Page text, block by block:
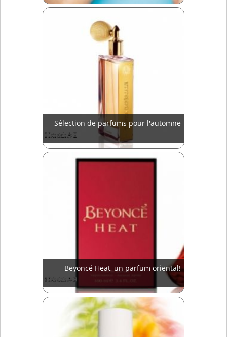
Sélection de parfums pour l'automne
Beyoncé Heat, un parfum oriental!